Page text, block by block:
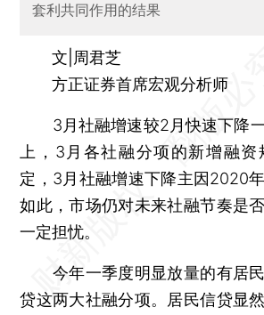
套利共同作用的结果
文|周君芝
方正证券首席宏观分析师
3月社融增速较2月快速下降一
上，3月各社融分项的新增融
定，3月社融增速下降主因2020
如此，市场仍对未来社融节奏是
一定担忧。
今年一季度明显放量的有居民
贷这两大社融分项。居民信贷显